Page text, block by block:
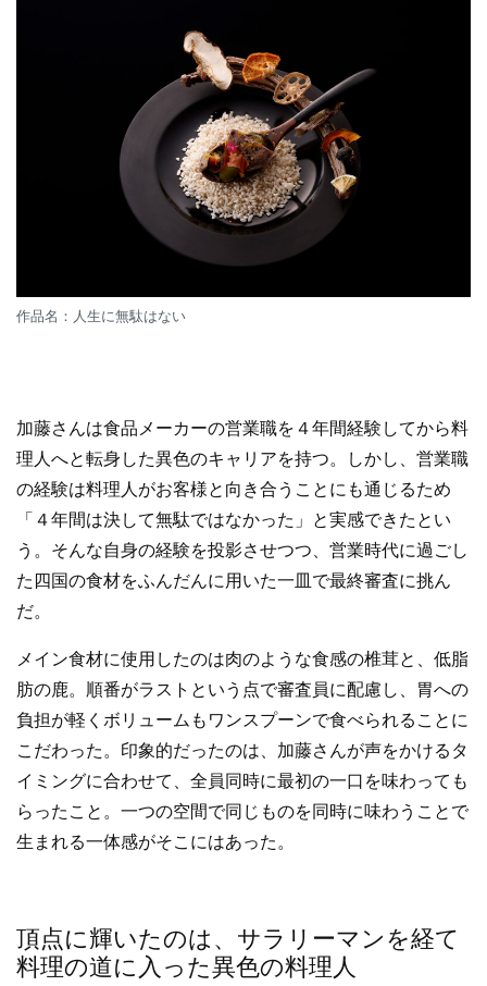
作品名：人生に無駄はない
加藤さんは食品メーカーの営業職を４年間経験してから料
理人へと転身した異色のキャリアを持つ。しかし、営業職
の経験は料理人がお客様と向き合うことにも通じるため
「４年間は決して無駄ではなかった」と実感できたとい
う。そんな自身の経験を投影させつつ、営業時代に過ごし
た四国の食材をふんだんに用いた一皿で最終審査に挑ん
だ。
メイン食材に使用したのは肉のような食感の椎茸と、低脂
肪の鹿。順番がラストという点で審査員に配慮し、胃への
負担が軽くボリュームもワンスプーンで食べられることに
こだわった。印象的だったのは、加藤さんが声をかけるタ
イミングに合わせて、全員同時に最初の一口を味わっても
らったこと。一つの空間で同じものを同時に味わうことで
生まれる一体感がそこにはあった。
頂点に輝いたのは、サラリーマンを経て
料理の道に入った異色の料理人